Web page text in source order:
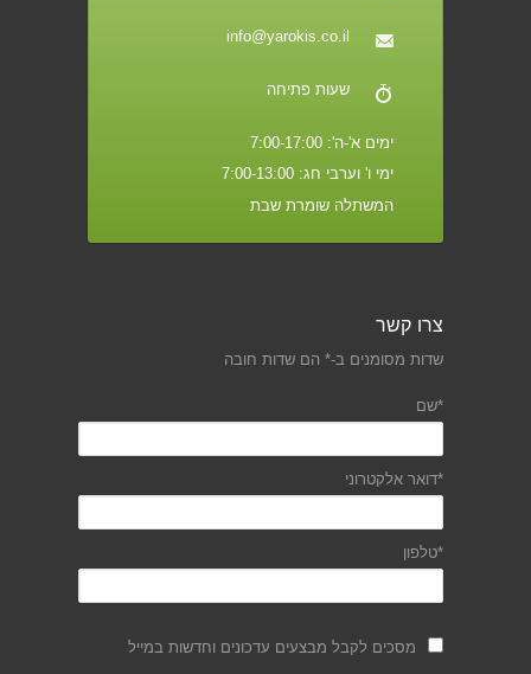
info@yarokis.co.il
שעות פתיחה
ימים א'-ה': 7:00-17:00
ימי ו' וערבי חג: 7:00-13:00
המשתלה שומרת שבת
צרו קשר
שדות מסומנים ב-* הם שדות חובה
*שם
*דואר אלקטרוני
*טלפון
מסכים לקבל מבצעים עדכונים וחדשות במייל